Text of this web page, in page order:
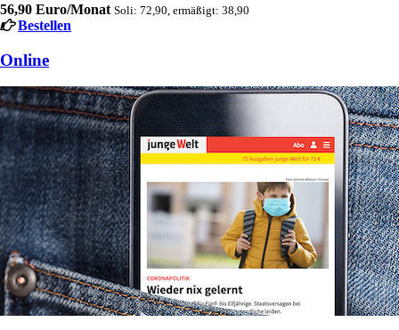
56,90 Euro/Monat Soli: 72,90, ermäßigt: 38,90
Bestellen
Online